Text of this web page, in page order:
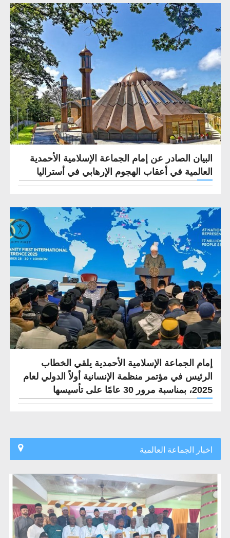
البيان الصادر عن إمام الجماعة الإسلامية الأحمدية
العالمية في أعقاب الهجوم الإرهابي في أستراليا
إمام الجماعة الإسلامية الأحمدية يلقي الخطاب
الرئيس في مؤتمر منظمة الإنسانية أولاً الدولي لعام
2025، بمناسبة مرور 30 ​​عامًا على تأسيسها
اخبار الجماعة العالمية